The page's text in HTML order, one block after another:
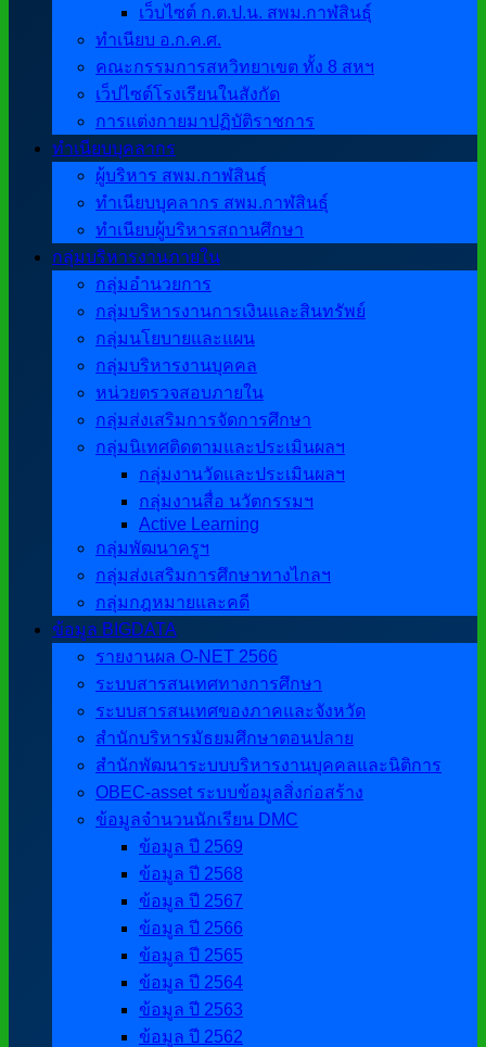
เว็บไซต์ ก.ต.ป.น. สพม.กาฬสินธุ์
ทำเนียบ อ.ก.ค.ศ.
คณะกรรมการสหวิทยาเขต ทั้ง 8 สหฯ
เว็ปไซต์โรงเรียนในสังกัด
การแต่งกายมาปฏิบัติราชการ
ทำเนียบบุคลากร
ผู้บริหาร สพม.กาฬสินธุ์
ทำเนียบบุคลากร สพม.กาฬสินธุ์
ทำเนียบผู้บริหารสถานศึกษา
กลุ่มบริหารงานภายใน
กลุ่มอำนวยการ
กลุ่มบริหารงานการเงินและสินทรัพย์
กลุ่มนโยบายและแผน
กลุ่มบริหารงานบุคคล
หน่วยตรวจสอบภายใน
กลุ่มส่งเสริมการจัดการศึกษา
กลุ่มนิเทศติดตามและประเมินผลฯ
กลุ่มงานวัดและประเมินผลฯ
กลุ่มงานสื่อ นวัตกรรมฯ
Active Learning
กลุ่มพัฒนาครูฯ
กลุ่มส่งเสริมการศึกษาทางไกลฯ
กลุ่มกฎหมายและคดี
ข้อมูล BIGDATA
รายงานผล O-NET 2566
ระบบสารสนเทศทางการศึกษา
ระบบสารสนเทศของภาคและจังหวัด
สำนักบริหารมัธยมศึกษาตอนปลาย
สำนักพัฒนาระบบบริหารงานบุคคลและนิติการ
OBEC-asset ระบบข้อมูลสิ่งก่อสร้าง
ข้อมูลจำนวนนักเรียน DMC
ข้อมูล ปี 2569
ข้อมูล ปี 2568
ข้อมูล ปี 2567
ข้อมูล ปี 2566
ข้อมูล ปี 2565
ข้อมูล ปี 2564
ข้อมูล ปี 2563
ข้อมูล ปี 2562